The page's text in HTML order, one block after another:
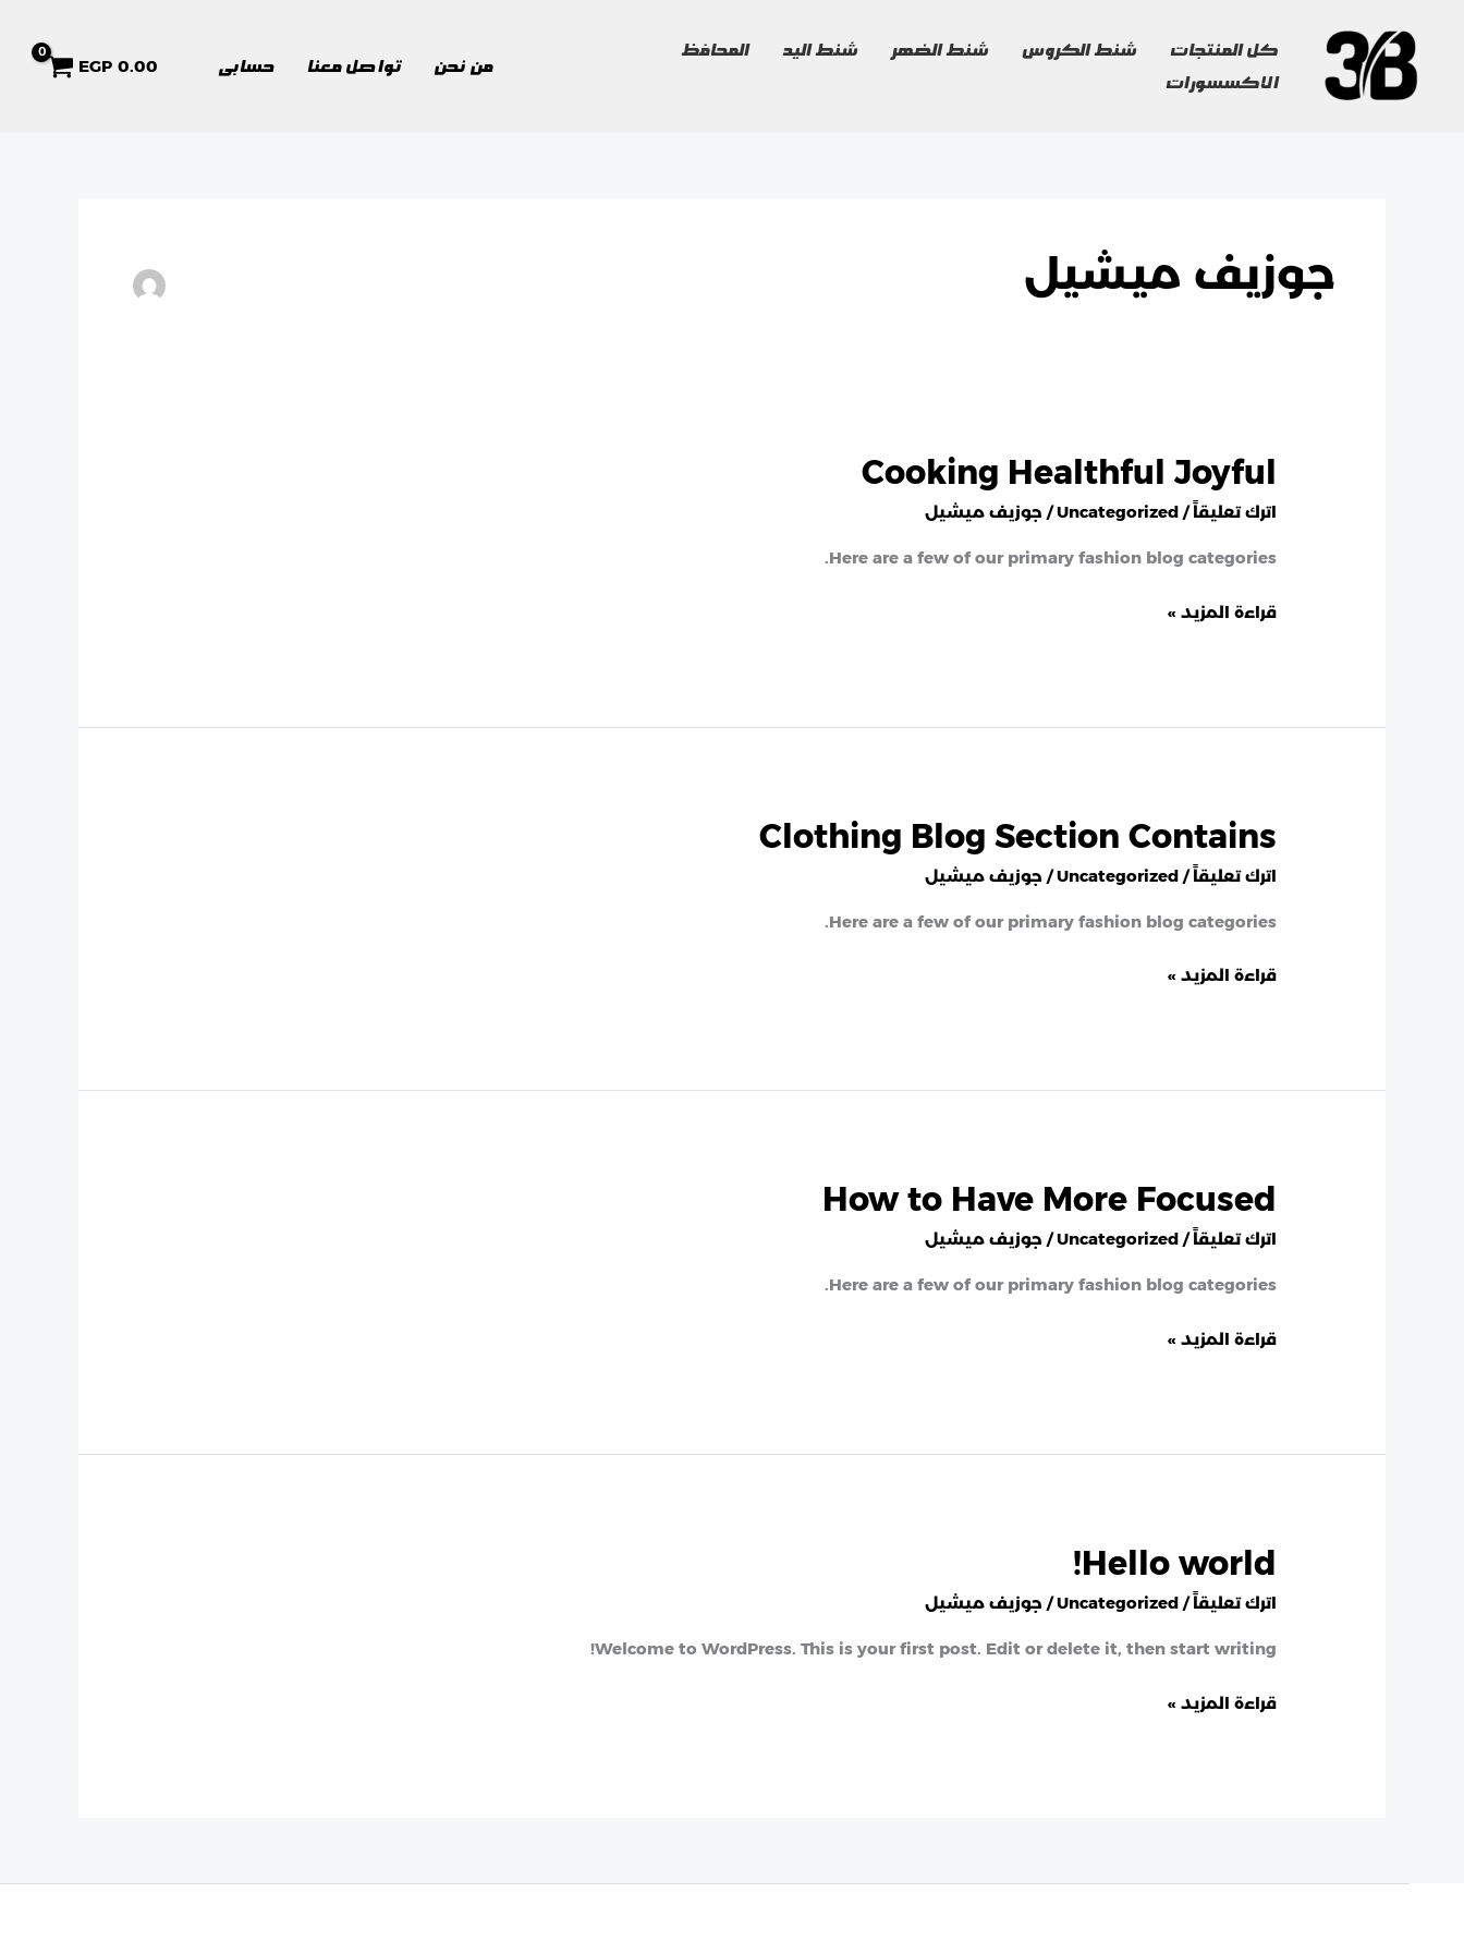
المحتوى
كل المنتجات شنط الكروس شنط الضهر شنط اليد
المحافظ
الاكسسورات
من نحن تواصل معنا حسابى 0.00
EGP
جوزيف ميشيل
Cooking Healthful Joyful
اترك تعليقاً /
Uncategorized
/جوزيف ميشيل
Here are a few of our primary fashion blog categories.
Cooking
Healthful
Joyful
قراءة المزيد »
Clothing Blog Section Contains
اترك تعليقاً /
Uncategorized
/جوزيف ميشيل
Here are a few of our primary fashion blog categories.
Clothing
Section
Contains
قراءة المزيد »
How to Have More Focused
اترك تعليقاً /
Uncategorized
/جوزيف ميشيل
Here are a few of our primary fashion blog categories.
How
Have
More
قراءة المزيد »
Hello world!
اترك تعليقاً /
Uncategorized
/جوزيف ميشيل
Welcome to WordPress. This is your first post. Edit or delete it, then start writing!
Hello
قراءة المزيد »